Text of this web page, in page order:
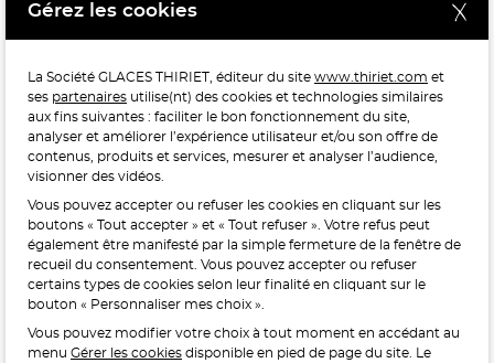
Meilleure chaîne de magasins, Meilleur e-commerçant, Meilleure relation clients : catégorie surgelés. Étude
POUR VOTRE SANTÉ, MANGEZ AU MOINS CINQ FRUITS ET
LÉGUMES PAR JOUR.WWW.MANGERBOUGER.FR
L'abus d'alcool est dangereux pour la santé, à consommer
avec modération.
Gérez les cookies
La Société GLACES THIRIET, éditeur du site www.thiriet.com et
ses partenaires utilise(nt) des cookies et technologies similaires
aux fins suivantes : faciliter le bon fonctionnement du site,
analyser et améliorer l’expérience utilisateur et/ou son offre de
contenus, produits et services, mesurer et analyser l’audience,
visionner des vidéos.
Vous pouvez accepter ou refuser les cookies en cliquant sur les
boutons « Tout accepter » et « Tout refuser ». Votre refus peut
également être manifesté par la simple fermeture de la fenêtre de
recueil du consentement. Vous pouvez accepter ou refuser
certains types de cookies selon leur finalité en cliquant sur le
bouton « Personnaliser mes choix ».
Vous pouvez modifier votre choix à tout moment en accédant au
menu Gérer les cookies disponible en pied de page du site. Le